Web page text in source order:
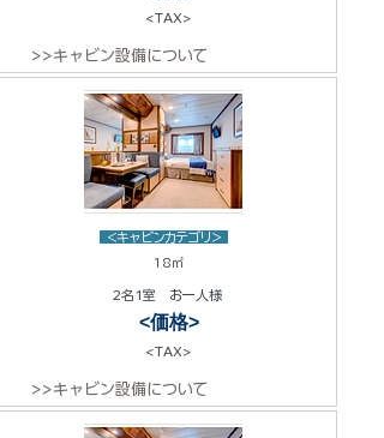
<TAX>
>>キャビン設備について
<キャビンカテゴリ>
18㎡
2名1室 お一人様
<価格>
<TAX>
>>キャビン設備について